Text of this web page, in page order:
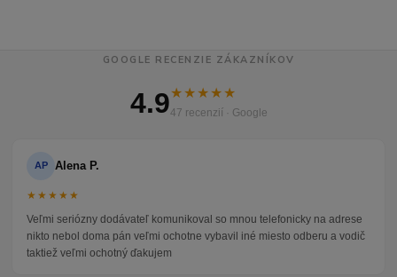
GOOGLE RECENZIE ZÁKAZNÍKOV
4.9★★★★★
47 recenzií · Google
AP Alena P.
★★★★★
Veľmi seriózny dodávateľ komunikoval so mnou telefonicky na adrese
nikto nebol doma pán veľmi ochotne vybavil iné miesto odberu a vodič
taktiež veľmi ochotný ďakujem